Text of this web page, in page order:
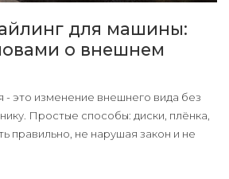
для машины:
о внешнем
- это изменение внешнего вида без
Простые способы: диски, плёнка,
правильно, не нарушая закон и не